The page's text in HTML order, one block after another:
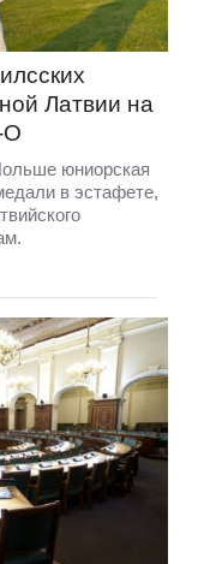
Латвии на
юниорская
в эстафете,